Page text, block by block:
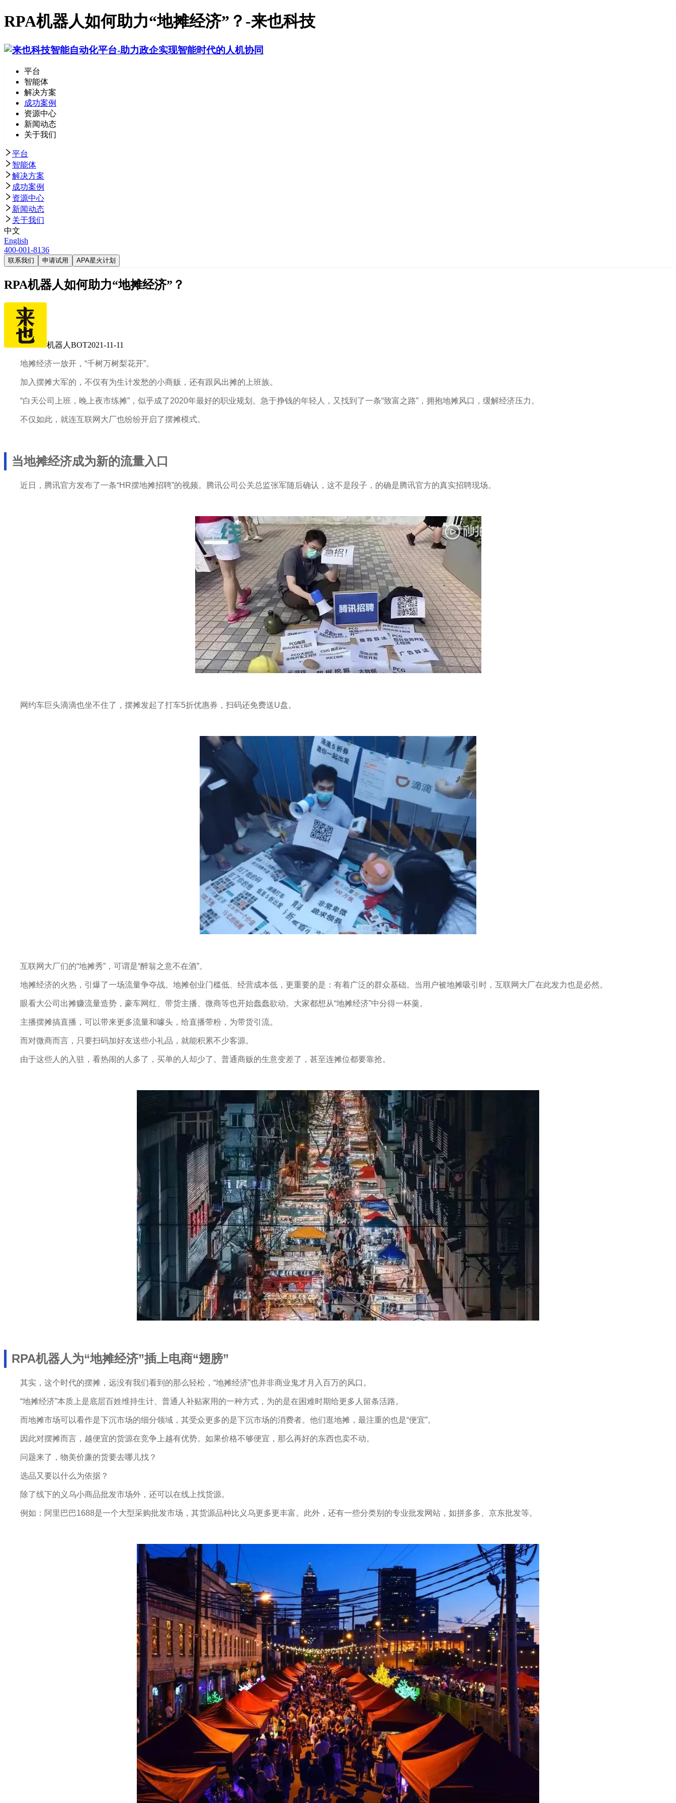
RPA机器人如何助力“地摊经济”？-来也科技
平台
智能体
解决方案
成功案例
资源中心
新闻动态
关于我们
平台
智能体
解决方案
成功案例
资源中心
新闻动态
关于我们
中文
English
400-001-8136
联系我们 申请试用 APA星火计划
RPA机器人如何助力“地摊经济”？
机器人BOT2021-11-11
地摊经济一放开，“千树万树梨花开”。
加入摆摊大军的，不仅有为生计发愁的小商贩，还有跟风出摊的上班族。
“白天公司上班，晚上夜市练摊”，似乎成了2020年最好的职业规划。急于挣钱的年轻人，又找到了一条“致富之路”，拥抱地摊风口，缓解经济压力。
不仅如此，就连互联网大厂也纷纷开启了摆摊模式。
当地摊经济成为新的流量入口
近日，腾讯官方发布了一条“HR摆地摊招聘”的视频。腾讯公司公关总监张军随后确认，这不是段子，的确是腾讯官方的真实招聘现场。
网约车巨头滴滴也坐不住了，摆摊发起了打车5折优惠券，扫码还免费送U盘。
互联网大厂们的“地摊秀”，可谓是“醉翁之意不在酒”。
地摊经济的火热，引爆了一场流量争夺战。地摊创业门槛低、经营成本低，更重要的是：有着广泛的群众基础。当用户被地摊吸引时，互联网大厂在此发力也是必然。
眼看大公司出摊赚流量造势，豪车网红、带货主播、微商等也开始蠢蠢欲动。大家都想从“地摊经济”中分得一杯羹。
主播摆摊搞直播，可以带来更多流量和噱头，给直播带粉，为带货引流。
而对微商而言，只要扫码加好友送些小礼品，就能积累不少客源。
由于这些人的入驻，看热闹的人多了，买单的人却少了。普通商贩的生意变差了，甚至连摊位都要靠抢。
RPA机器人为“地摊经济”插上电商“翅膀”
其实，这个时代的摆摊，远没有我们看到的那么轻松，“地摊经济”也并非商业鬼才月入百万的风口。
“地摊经济”本质上是底层百姓维持生计、普通人补贴家用的一种方式，为的是在困难时期给更多人留条活路。
而地摊市场可以看作是下沉市场的细分领域，其受众更多的是下沉市场的消费者。他们逛地摊，最注重的也是“便宜”。
因此对摆摊而言，越便宜的货源在竞争上越有优势。如果价格不够便宜，那么再好的东西也卖不动。
问题来了，物美价廉的货要去哪儿找？
选品又要以什么为依据？
除了线下的义乌小商品批发市场外，还可以在线上找货源。
例如：阿里巴巴1688是一个大型采购批发市场，其货源品种比义乌更多更丰富。此外，还有一些分类别的专业批发网站，如拼多多、京东批发等。